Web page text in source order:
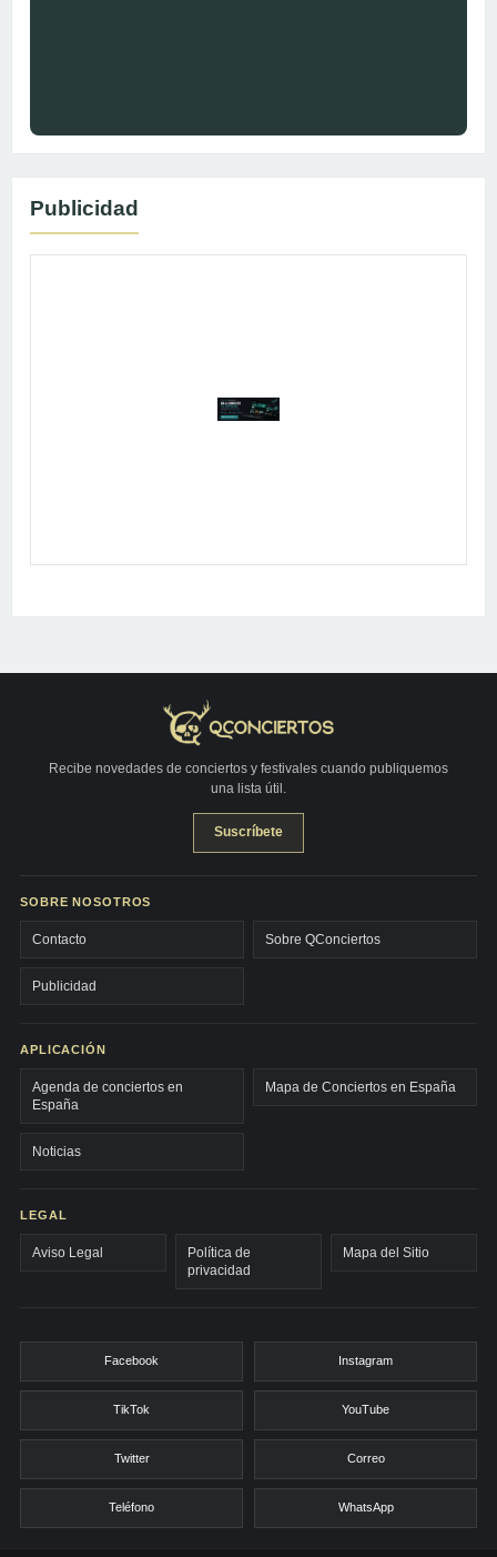
Publicidad
Publicidad
Recibe novedades de conciertos y festivales cuando publiquemos
una lista útil.
Suscríbete
SOBRE NOSOTROS
Contacto Sobre QConciertos
Publicidad
APLICACIÓN
Agenda de conciertos en
España
Mapa de Conciertos en España
Noticias
LEGAL
Aviso Legal
Política de
privacidad
Mapa del Sitio
Facebook Instagram
TikTok YouTube
Twitter Correo
Teléfono WhatsApp